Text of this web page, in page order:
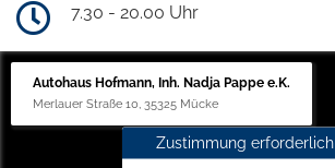
7.30 - 20.00 Uhr
Autohaus Hofmann, Inh. Nadja Pappe e.K.
Merlauer Straße 10, 35325 Mücke
Zustimmung erforderlich